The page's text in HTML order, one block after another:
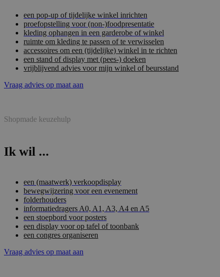
een pop-up of tijdelijke winkel inrichten
proefopstelling voor (non-)foodpresentatie
kleding ophangen in een garderobe of winkel
ruimte om kleding te passen of te verwisselen
accessoires om een (tijdelijke) winkel in te richten
een stand of display met (pees-) doeken
vrijblijvend advies voor mijn winkel of beursstand
Vraag advies op maat aan
Shopmade keuzehulp
Ik wil ...
een (maatwerk) verkoopdisplay
bewegwijzering voor een evenement
folderhouders
informatiedragers A0, A1, A3, A4 en A5
een stoepbord voor posters
een display voor op tafel of toonbank
een congres organiseren
Vraag advies op maat aan